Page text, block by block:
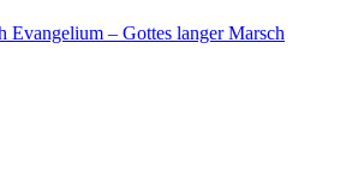
Evangelium – Gottes langer Marsch